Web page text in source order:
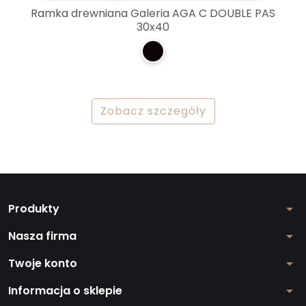
Ramka drewniana Galeria AGA C DOUBLE PAS
30x40
Zobacz szczegóły
Produkty arrow_drop_down
Nasza firma arrow_drop_down
Twoje konto arrow_drop_down
Informacja o sklepie arrow_drop_down